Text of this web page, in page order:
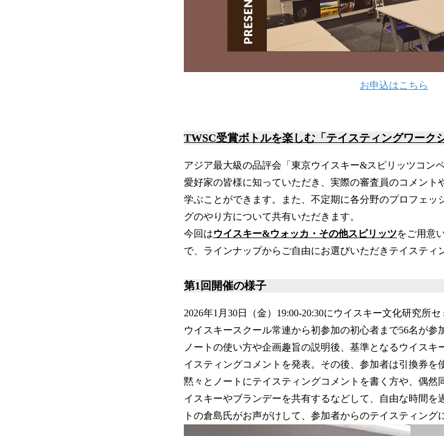
お申込はこちら
TWSC受賞ボトルを楽しむ「テイスティングワーク
アジア最大級の品評会「東京ウイスキー&スピリッツコン
愛好家の皆様に知っていただき、実際の審査員のコメント
学ぶことができます。また、不定期に各分野のプロフェッ
グのやり方について共有いただきます。
今回はウイスキー&ウォッカ・その他スピリッツをご用意
で、ラインナップからご自由にお選びいただきテイスティ
第1回開催の様子
2026年1月30日（金）19:00-20:30にウイスキー文化研究所
ウイスキースクール常連から初参加の初心者まで56名が
ノートの使い方や企画趣旨の説明後、基準となるウイス
イスティングコメントを発表。その後、参加者は引換券を
黙々とノートにテイスティングコメントを書く方や、偶然
イスキーやブランデーを共有するなどして、自由な時間を
トの倉島氏がお声がけして、参加者からのテイスティング